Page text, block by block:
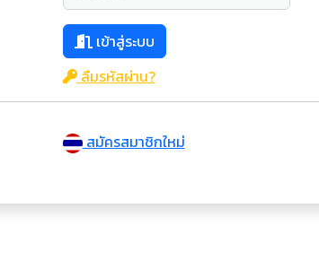
เข้าสู่ระบบ
ลืมรหัสผ่าน?
สมัครสมาชิกใหม่